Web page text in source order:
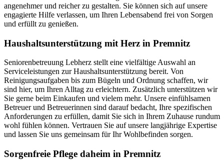
angenehmer und reicher zu gestalten. Sie können sich auf unsere
engagierte Hilfe verlassen, um Ihren Lebensabend frei von Sorgen
und erfüllt zu genießen.
Haushalts­unterstützung mit Herz in Premnitz
Seniorenbetreuung Lebherz stellt eine vielfältige Auswahl an
Serviceleistungen zur Haushaltsunterstützung bereit. Von
Reinigungsaufgaben bis zum Bügeln und Ordnung schaffen, wir
sind hier, um Ihren Alltag zu erleichtern. Zusätzlich unterstützen wir
Sie gerne beim Einkaufen und vielem mehr. Unsere einfühlsamen
Betreuer und Betreuerinnen sind darauf bedacht, Ihre spezifischen
Anforderungen zu erfüllen, damit Sie sich in Ihrem Zuhause rundum
wohl fühlen können. Vertrauen Sie auf unsere langjährige Expertise
und lassen Sie uns gemeinsam für Ihr Wohlbefinden sorgen.
Sorgenfreie Pflege daheim in Premnitz